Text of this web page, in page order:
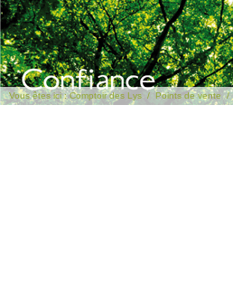
Vous êtes ici : Comptoir des Lys /Points de vente /